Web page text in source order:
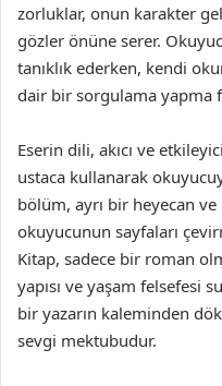
zorluklar, onun karakter
gözler önüne serer.
tanıklık ederken, kendi
dair bir sorgulama yapma
Eserin dili, akıcı ve
ustaca kullanarak
bölüm, ayrı bir heyecan
okuyucunun sayfaları
Kitap, sadece bir roman
yapısı ve yaşam felsefesi
bir yazarın kaleminden
sevgi mektubudur.